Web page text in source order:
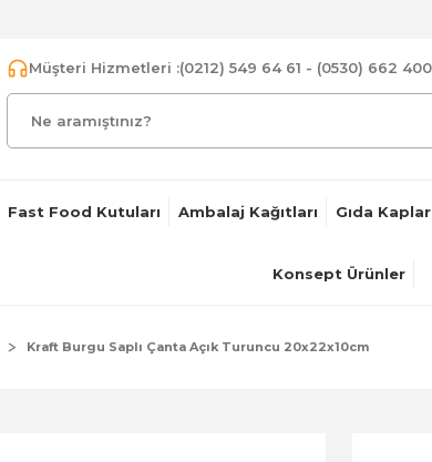
Müşteri Hizmetleri :(0212) 549 64 61 - (0530) 662
Fast Food Kutuları Ambalaj Kağıtları Gıda
Konsept Ürünler
Kraft Burgu Saplı Çanta Açık Turuncu 20x22x10cm